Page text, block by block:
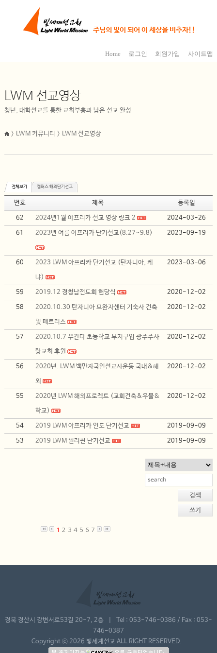
주님의 빛이 되어 이 세상을 비추자!!
Home 로그인 회원가입 사이트맵
LWM 선교영상
청년, 대학선교를 통한 교회부흥과 남은 선교 완성
> LWM 커뮤니티 > LWM 선교영상
전체보기 캠퍼스 해외단기선교
번호 제목 등록일
62 2024년1월 아프리카 선교 영상 링크 2 2024-03-26
61 2023년 여름 아프리카 단기선교(8.27~9.8) 2023-09-19
60
2023 LWM 아프리카 단기선교 (탄자니아, 케
냐)
2023-03-06
59 2019.12 경청남전도회 헌당식 2020-12-02
58
2020.10.30 탄자니아 므완자센터 기숙사 건축
및 매트리스
2020-12-02
57
2020.10.7 우간다 초등학교 부지구입 광주주사
랑교회 후원
2020-12-02
56
2020년. LWM 백만자국인선교사운동 국내&해
외
2020-12-02
55
2020년 LWM 해외프로젝트 (교회건축&우물&
학교)
2020-12-02
54 2019 LWM 아프리카 인도 단기선교 2019-09-09
53 2019 LWM 필리핀 단기선교 2019-09-09
검색
쓰기
1 2 3 4 5 6 7
경북 경산시 강변서로53길 20-7, 2층 | Tel : 053-746-0386 / Fax : 053-
746-0387
Copyright ⓒ 2026 빛세계선교 ALL RIGHT RESERVED.